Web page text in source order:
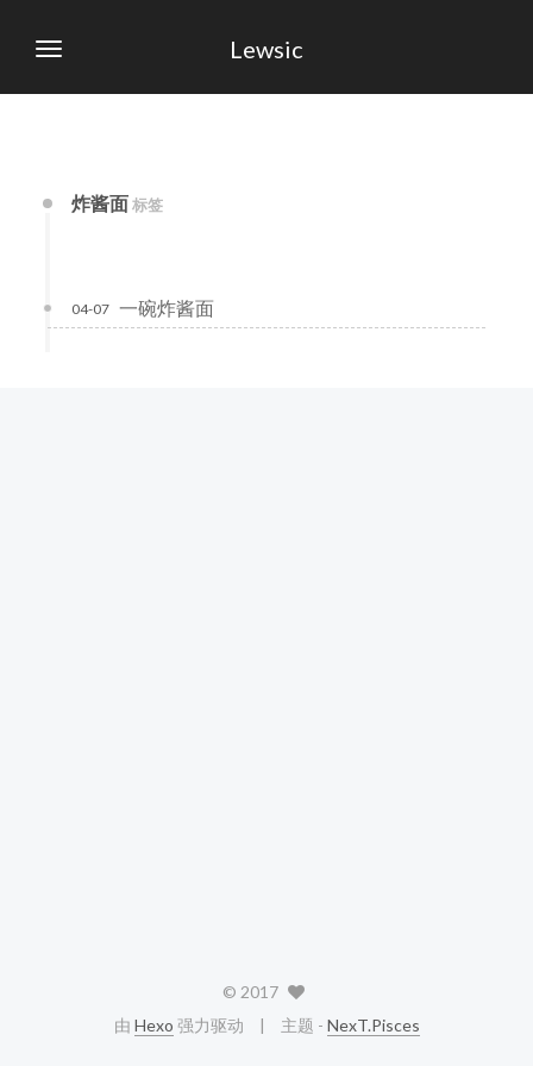
Lewsic
炸酱面标签
一碗炸酱面
04-07
© 2017
由 Hexo 强力驱动 主题 - NexT.Pisces